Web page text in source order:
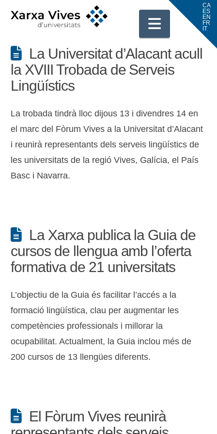
La Universitat d’Alacant acull
la XVIII Trobada de Serveis
Lingüístics
La trobada tindrà lloc dijous 13 i divendres 14 en
el marc del Fòrum Vives a la Universitat d’Alacant
i reunirà representants dels serveis lingüístics de
les universitats de la regió Vives, Galícia, el País
Basc i Navarra.
La Xarxa publica la Guia de
cursos de llengua amb l’oferta
formativa de 21 universitats
L’objectiu de la Guia és facilitar l’accés a la
formació lingüística, clau per augmentar les
competències professionals i millorar la
ocupabilitat. Actualment, la Guia inclou més de
200 cursos de 13 llengües diferents.
El Fòrum Vives reunirà